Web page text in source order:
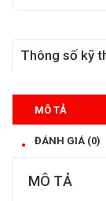
Thông số kỹ
MÔ TẢ
ĐÁNH GIÁ (0)
MÔ TẢ